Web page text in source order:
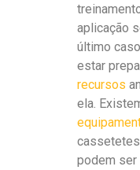
aplicação
último
estar
recursos
ela.
cassetetes
podem